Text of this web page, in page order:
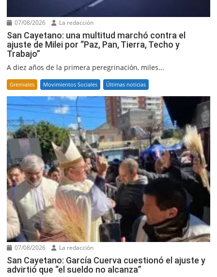
07/08/2026 La redacción
San Cayetano: una multitud marchó contra el
ajuste de Milei por “Paz, Pan, Tierra, Techo y
Trabajo”
A diez años de la primera peregrinación, miles...
Gremiales Movimientos Sociales Últimas noticias
07/08/2026 La redacción
San Cayetano: García Cuerva cuestionó el ajuste y
advirtió que “el sueldo no alcanza”